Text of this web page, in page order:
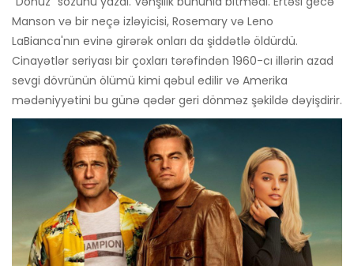
Manson və bir neçə izləyicisi, Rosemary və Leno
LaBianca'nın evinə girərək onları da şiddətlə öldürdü.
Cinayətlər seriyası bir çoxları tərəfindən 1960-cı illərin azad
sevgi dövrünün ölümü kimi qəbul edilir və Amerika
mədəniyyətini bu günə qədər geri dönməz şəkildə dəyişdirir.